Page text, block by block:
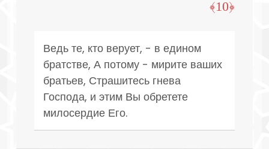
﴿10﴾
Ведь те, кто верует, - в едином
братстве, А потому - мирите ваших
братьев, Страшитесь гнева
Господа, и этим Вы обретете
милосердие Его.